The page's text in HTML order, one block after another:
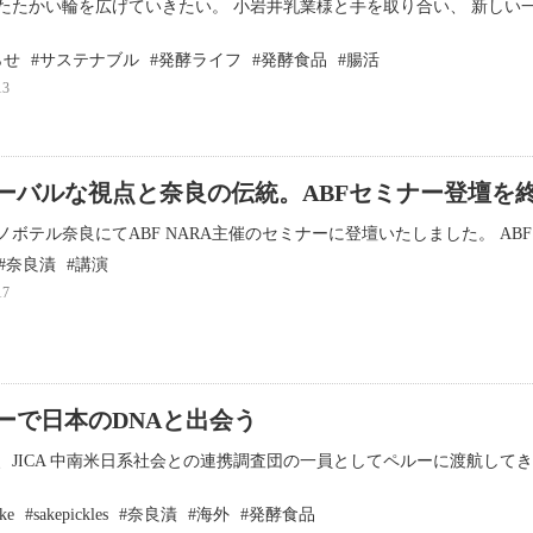
たかい輪を広げていきたい。 小岩井乳業様と手を取り合い、 新しい
せ サステナブル 発酵ライフ 発酵食品 腸活
バルな視点と奈良の伝統。ABFセミナー登壇を
ボテル奈良にてABF NARA主催のセミナーに登壇いたしました。 ABF
奈良漬
講演
で日本のDNAと出会う
JICA 中南米日系社会との連携調査団の一員としてペルーに渡航して
sakepickles 奈良漬 海外 発酵食品